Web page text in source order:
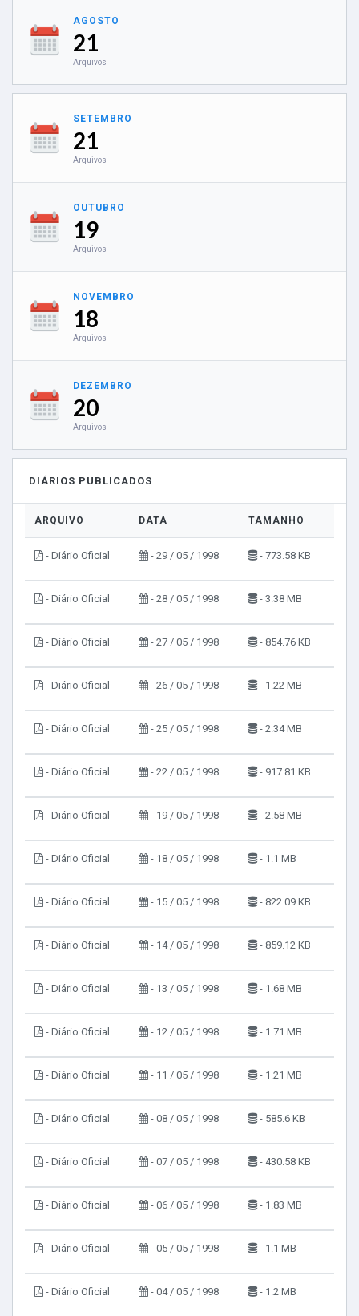
AGOSTO
21
Arquivos
SETEMBRO
21
Arquivos
OUTUBRO
19
Arquivos
NOVEMBRO
18
Arquivos
DEZEMBRO
20
Arquivos
DIÁRIOS PUBLICADOS
ARQUIVO DATA TAMANHO
- Diário Oficial - 29 / 05 / 1998 - 773.58 KB
- Diário Oficial - 28 / 05 / 1998 - 3.38 MB
- Diário Oficial - 27 / 05 / 1998 - 854.76 KB
- Diário Oficial - 26 / 05 / 1998 - 1.22 MB
- Diário Oficial - 25 / 05 / 1998 - 2.34 MB
- Diário Oficial - 22 / 05 / 1998 - 917.81 KB
- Diário Oficial - 19 / 05 / 1998 - 2.58 MB
- Diário Oficial - 18 / 05 / 1998 - 1.1 MB
- Diário Oficial - 15 / 05 / 1998 - 822.09 KB
- Diário Oficial - 14 / 05 / 1998 - 859.12 KB
- Diário Oficial - 13 / 05 / 1998 - 1.68 MB
- Diário Oficial - 12 / 05 / 1998 - 1.71 MB
- Diário Oficial - 11 / 05 / 1998 - 1.21 MB
- Diário Oficial - 08 / 05 / 1998 - 585.6 KB
- Diário Oficial - 07 / 05 / 1998 - 430.58 KB
- Diário Oficial - 06 / 05 / 1998 - 1.83 MB
- Diário Oficial - 05 / 05 / 1998 - 1.1 MB
- Diário Oficial - 04 / 05 / 1998 - 1.2 MB